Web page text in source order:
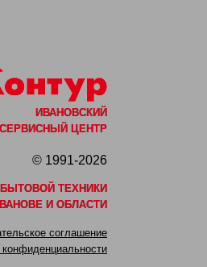
ИВАНОВСКИЙ
СЕРВИСНЫЙ ЦЕНТР
© 1991-2026
ТЕХНИКИ
И ОБЛАСТИ
соглашение
конфиденциальности